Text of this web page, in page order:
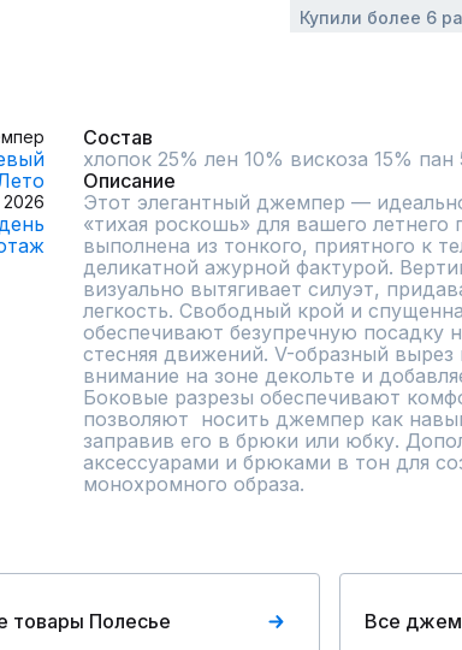
Купили более 6
Состав
хлопок 25% лен 10% вискоза 15% пан
Описание
Этот элегантный джемпер —
«тихая роскошь» для вашего летнего
выполнена из тонкого, приятного к
деликатной ажурной фактурой.
визуально вытягивает силуэт,
легкость. Свободный крой и
обеспечивают безупречную посадку
стесняя движений. V-образный вырез
внимание на зоне декольте и
Боковые разрезы обеспечивают
позволяют  носить джемпер как
заправив его в брюки или юбку.
аксессуарами и брюками в тон для
монохромного образа.
товары Полесье Все